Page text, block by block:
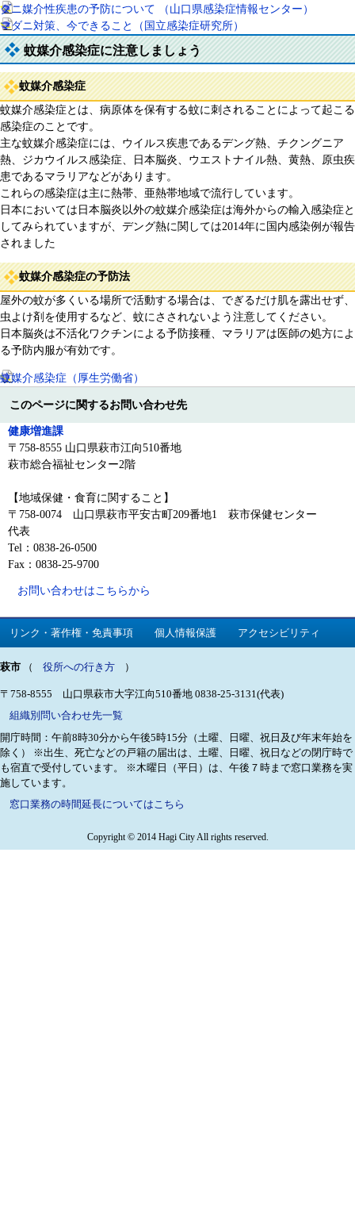
ダニ媒介性疾患の予防について （山口県感染症情報センター）
マダニ対策、今できること（国立感染症研究所）
蚊媒介感染症に注意しましょう
蚊媒介感染症
蚊媒介感染症とは、病原体を保有する蚊に刺されることによって起こる
感染症のことです。
主な蚊媒介感染症には、ウイルス疾患であるデング熱、チクングニア
熱、ジカウイルス感染症、日本脳炎、ウエストナイル熱、黄熱、原虫疾
患であるマラリアなどがあります。
これらの感染症は主に熱帯、亜熱帯地域で流行しています。
日本においては日本脳炎以外の蚊媒介感染症は海外からの輸入感染症と
してみられていますが、デング熱に関しては2014年に国内感染例が報告
されました
蚊媒介感染症の予防法
屋外の蚊が多くいる場所で活動する場合は、でぎるだけ肌を露出せず、
虫よけ剤を使用するなど、蚊にさされないよう注意してください。
日本脳炎は不活化ワクチンによる予防接種、マラリアは医師の処方によ
る予防内服が有効です。
蚊媒介感染症（厚生労働省）
このページに関するお問い合わせ先
健康増進課
〒758-8555 山口県萩市江向510番地
萩市総合福祉センター2階
【地域保健・食育に関すること】
〒758-0074 山口県萩市平安古町209番地1 萩市保健センター
代表
Tel：0838-26-0500
Fax：0838-25-9700
お問い合わせはこちらから
リンク・著作権・免責事項 個人情報保護 アクセシビリティ
萩市 （ 役所への行き方 ）
〒758-8555 山口県萩市大字江向510番地 0838-25-3131(代表)
組織別問い合わせ先一覧
開庁時間：午前8時30分から午後5時15分（土曜、日曜、祝日及び年末年始を
除く）
※出生、死亡などの戸籍の届出は、土曜、日曜、祝日などの閉庁時で
も宿直で受付しています。
※木曜日（平日）は、午後７時まで窓口業務を実
施しています。
窓口業務の時間延長についてはこちら
Copyright © 2014 Hagi City All rights reserved.